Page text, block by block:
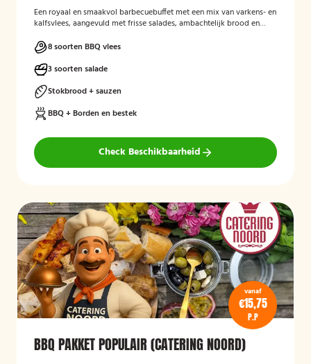
Een royaal en smaakvol barbecuebuffet met een mix van varkens- en
kalfsvlees, aangevuld met frisse salades, ambachtelijk brood en
streekgebonden smaken voor echte genieters.
8 soorten BBQ vlees
3 soorten salade
Stokbrood + sauzen
BBQ + Borden en bestek
Check Beschikbaarheid
vanaf
€15,75
P.P
BBQ PAKKET POPULAIR (CATERING NOORD)